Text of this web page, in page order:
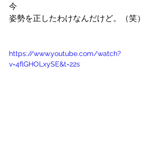
今
姿勢を正したわけなんだけど。（笑）
https://www.youtube.com/watch?
v=4flGHOLxySE&t=22s